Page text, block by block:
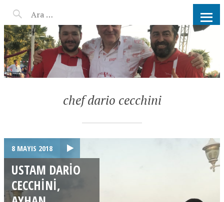
AHMET KATER KÖMÜR
ATEŞINDE BARBEKÜ, IZGARA,
MANGAL PARTISI
HIZMETLERI
chef dario cecchini
8 MAYIS 2018
USTAM DARIO
CECCHINI,